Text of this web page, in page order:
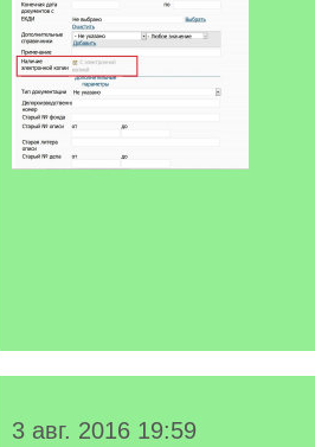
3 авг. 2016 19:59